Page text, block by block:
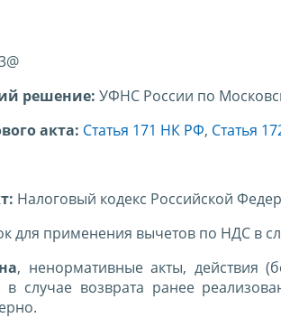
решение: УФНС России по
акта: Статья 171 НК РФ, Статья
Налоговый кодекс Российской
для применения вычетов по НДС в
, ненормативные акты, действия
случае возврата ранее